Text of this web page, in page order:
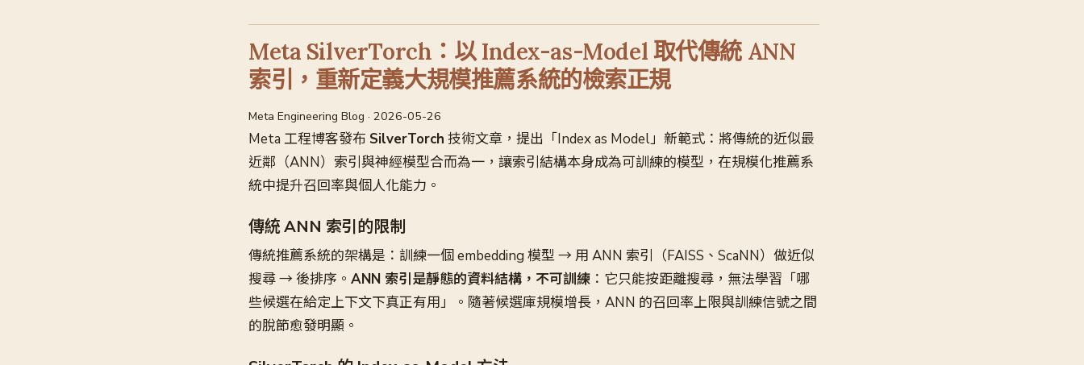
Meta SilverTorch：以 Index-as-Model 取代傳統 ANN
索引，重新定義大規模推薦系統的檢索正規
Meta Engineering Blog · 2026-05-26
Meta 工程博客發布 SilverTorch 技術文章，提出「Index as Model」新範式：將傳統的近似最
近鄰（ANN）索引與神經模型合而為一，讓索引結構本身成為可訓練的模型，在規模化推薦系
統中提升召回率與個人化能力。
傳統 ANN 索引的限制
傳統推薦系統的架構是：訓練一個 embedding 模型 → 用 ANN 索引（FAISS、ScaNN）做近似
搜尋 → 後排序。 ANN 索引是靜態的資料結構，不可訓練 ：它只能按距離搜尋，無法學習「哪
些候選在給定上下文下真正有用」。隨著候選庫規模增長，ANN 的召回率上限與訓練信號之間
的脫節愈發明顯。